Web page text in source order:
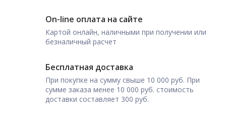
On-line оплата на сайте
Картой онлайн, наличными при получении или
безналичный расчет
Бесплатная доставка
При покупке на сумму свыше 10 000 руб. При
сумме заказа менее 10 000 руб. стоимость
доставки составляет 300 руб.